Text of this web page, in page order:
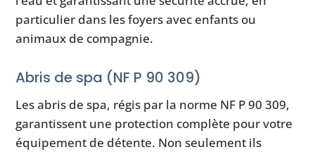
particulier dans les foyers avec enfants ou
animaux de compagnie.
Abris de spa (NF P 90 309)
Les abris de spa, régis par la norme NF P 90 309,
garantissent une protection complète pour votre
équipement de détente. Non seulement ils